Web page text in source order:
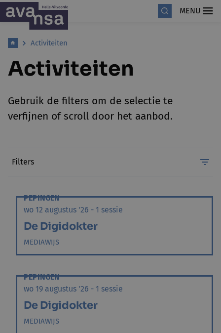
MENU
Activiteiten
Activiteiten
Gebruik de filters om de selectie te
verfijnen of scroll door het aanbod.
Filters
PEPINGEN
wo 12 augustus '26 - 1 sessie
De Digidokter
MEDIAWIJS
PEPINGEN
wo 19 augustus '26 - 1 sessie
De Digidokter
MEDIAWIJS